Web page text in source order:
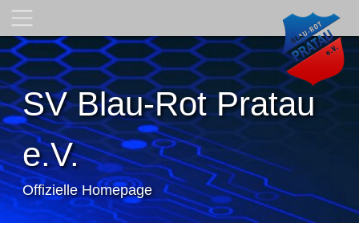
SV Blau-Rot Pratau
e.V.
Offizielle Homepage